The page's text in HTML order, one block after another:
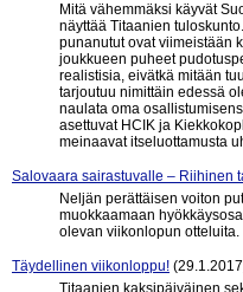
Mitä vähemmäksi käyvät
näyttää Titaanien
punanutut ovat viimeistään
joukkueen puheet
realistisia, eivätkä mitään
tarjoutuu nimittäin edessä
naulata oma
asettuvat HCIK ja
meinaavat itseluottamusta
Salovaara sairastuvalle – Riihinen
Neljän perättäisen voiton
muokkaamaan
olevan viikonlopun otteluita.
Täydellinen viikonloppu!
Titaanien kaksipäiväinen